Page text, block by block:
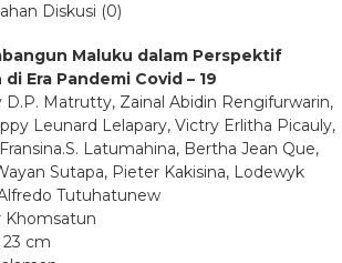
Diskusi (0)
Maluku dalam Perspektif
Era Pandemi Covid – 19
Matrutty, Zainal Abidin Rengifurwarin,
Leunard Lelapary, Victry Erlitha Picauly,
Latumahina, Bertha Jean Que,
Sutapa, Pieter Kakisina, Lodewyk
Tutuhatunew
cm